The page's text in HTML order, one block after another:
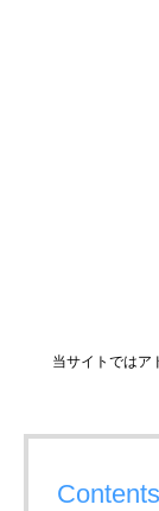
当サイトではア
Contents